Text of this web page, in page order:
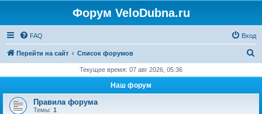
Форум VeloDubna.ru
FAQ Вход
Перейти на сайт Список форумов
с
Текущее время: 07 авг 2026, 05:36
Наш форум
Правила форума
Темы: 1